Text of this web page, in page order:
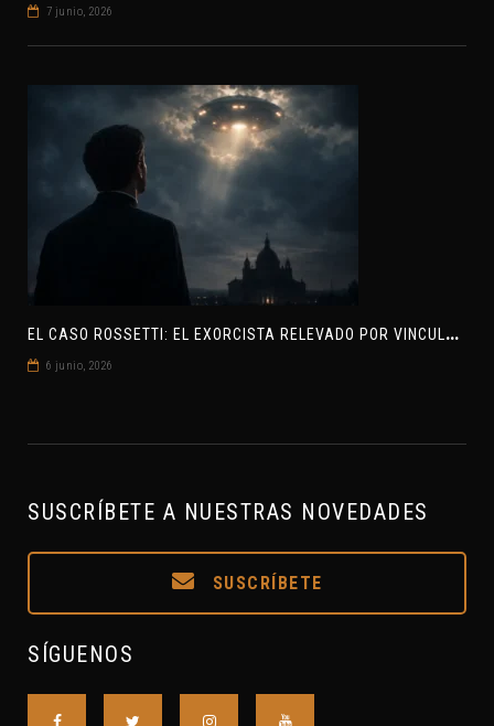
7 junio, 2026
E
L CASO ROSSETTI: EL EXORCISTA RELEVADO POR VINCULAR OVNIS Y DEMONIOS
6 junio, 2026
SUSCRÍBETE A NUESTRAS NOVEDADES
SUSCRÍBETE
SÍGUENOS